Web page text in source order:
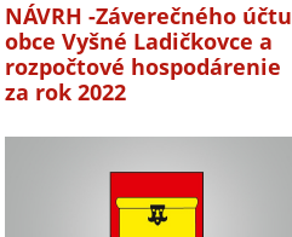
NÁVRH -Záverečného účtu
obce Vyšné Ladičkovce a
rozpočtové hospodárenie
za rok 2022